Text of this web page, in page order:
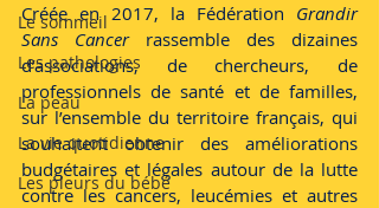
Le sommeil
Les pathologies
La peau
La vie quotidienne
Les pleurs du bébé
Créée en 2017, la Fédération Grandir
Sans Cancer rassemble des dizaines
d’associations, de chercheurs, de
professionnels de santé et de familles,
sur l’ensemble du territoire français, qui
souhaitent obtenir des améliorations
budgétaires et légales autour de la lutte
contre les cancers, leucémies et autres